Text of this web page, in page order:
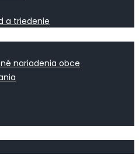
a triedenie
nariadenia obce